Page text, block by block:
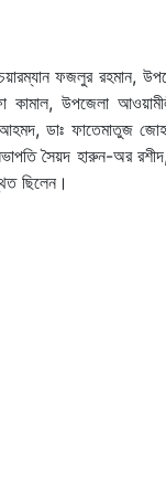
ফজলুর রহমান,
কামাল, উপজেলা
ডাঃ ফাতেমাতুজ
সৈয়দ হারুন-অর
ছিলেন।